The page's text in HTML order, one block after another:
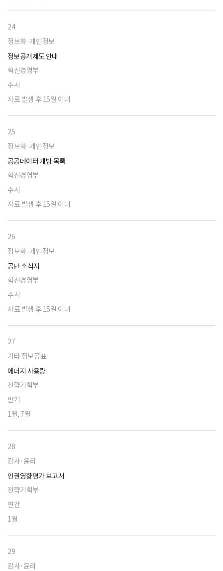
24
정보화·개인정보
정보공개제도 안내
혁신경영부
수시
자료 발생 후 15일 이내
25
정보화·개인정보
공공데이터 개방 목록
혁신경영부
수시
자료 발생 후 15일 이내
26
정보화·개인정보
공단 소식지
혁신경영부
수시
자료 발생 후 15일 이내
27
기타 정보공표
에너지 사용량
전략기획부
반기
1월, 7월
28
감사·윤리
인권영향평가 보고서
전략기획부
연간
1월
29
감사·윤리